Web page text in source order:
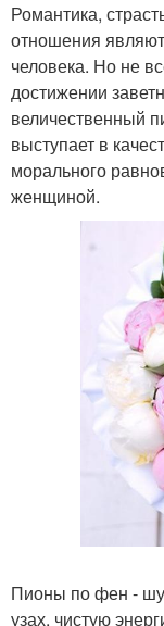
Романтика,
отношения
человека. Но не
достижении
величественный
выступает в
морального
женщиной.
Пионы по фен -
узах, чистую